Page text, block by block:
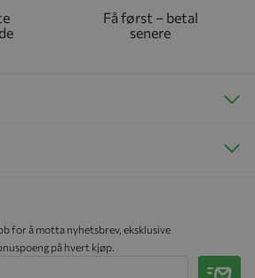
Få først – betal
senere
for å motta nyhetsbrev, eksklusive
på hvert kjøp.